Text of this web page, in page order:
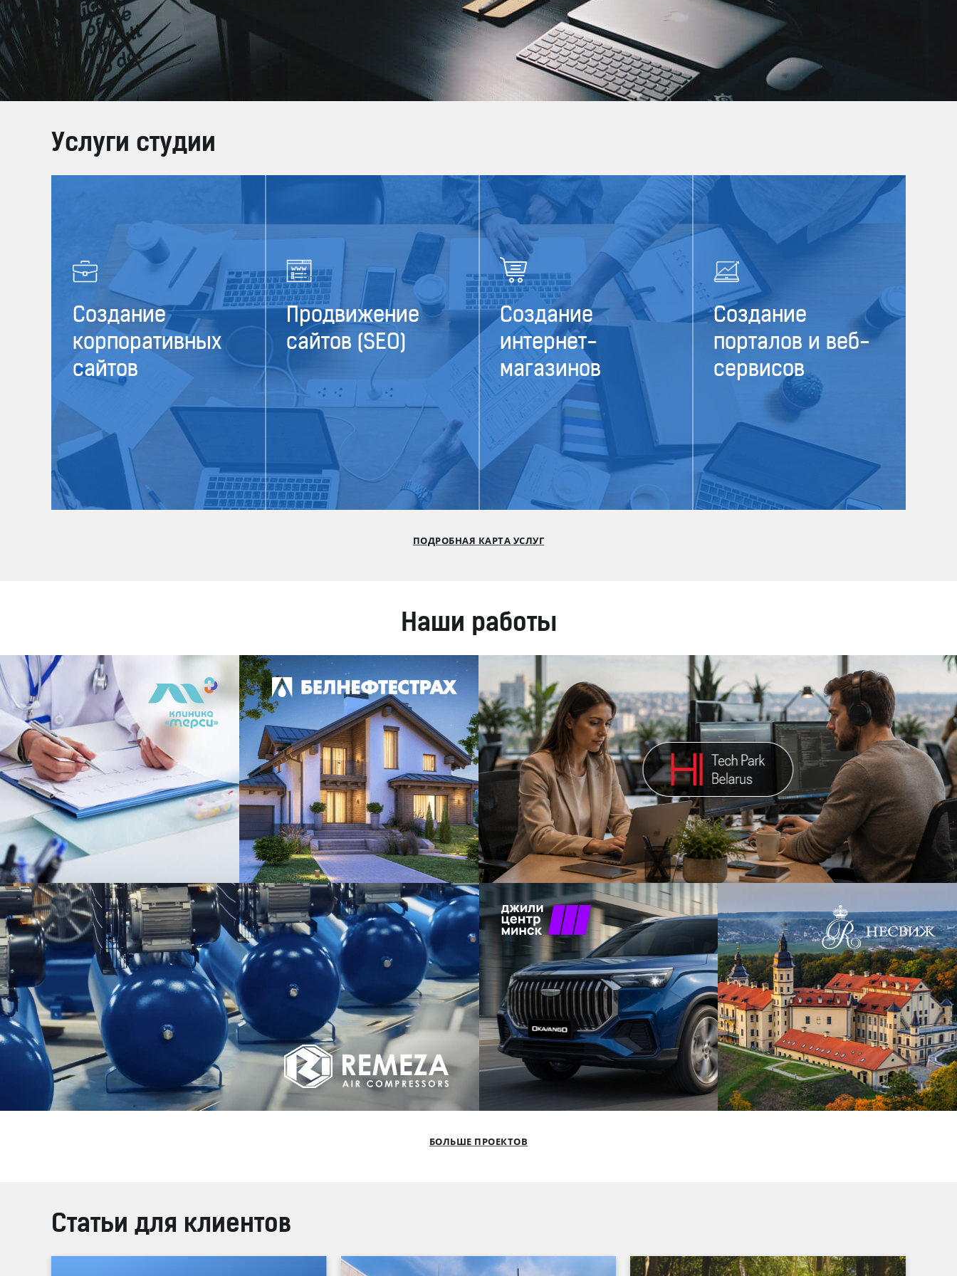
Разработка фирменного стиля
Разработка логотипов
Редизайн сайта
ЗАПРОСИТЬ КОНСУЛЬТАЦИЮ
Услуги студии
Создание
корпоративных
сайтов
Продвижение
сайтов (SEO)
Создание
интернет-
магазинов
Создание
порталов и веб-
сервисов
ПОДРОБНАЯ КАРТА УСЛУГ
Наши работы
БОЛЬШЕ ПРОЕКТОВ
Статьи для клиентов